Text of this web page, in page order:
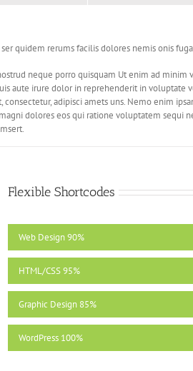
quidem rerums facilis dolores nemis onis
neque porro quisquam Ut enim ad minim
aute irure dolor in reprehenderit in voluptate
adipisci amets uns. Nemo enim
dolores eos qui ratione voluptatem sequi
Flexible Shortcodes
Web Design90%
HTML/CSS95%
Graphic Design 85%
WordPress 100%